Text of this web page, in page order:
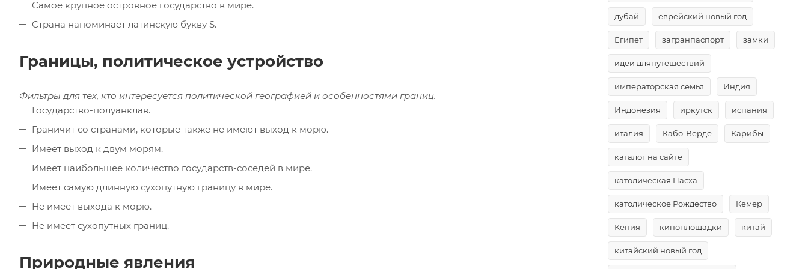
Самое крупное островное государство в мире.
Страна напоминает латинскую букву S.
Границы, политическое устройство
Фильтры для тех, кто интересуется политической географией и особенностями границ.
Государство-полуанклав.
Граничит со странами, которые также не имеют выход к морю.
Имеет выход к двум морям.
Имеет наибольшее количество государств-соседей в мире.
Имеет самую длинную сухопутную границу в мире.
Не имеет выхода к морю.
Не имеет сухопутных границ.
Природные явления
дубай еврейский новый год
Египет загранпаспорт замки
идеи дляпутешествий
императорская семья Индия
Индонезия иркутск испания
италия Кабо-Верде Карибы
каталог на сайте
католическая Пасха
католическое Рождество Кемер
Кения киноплощадки китай
китайский новый год